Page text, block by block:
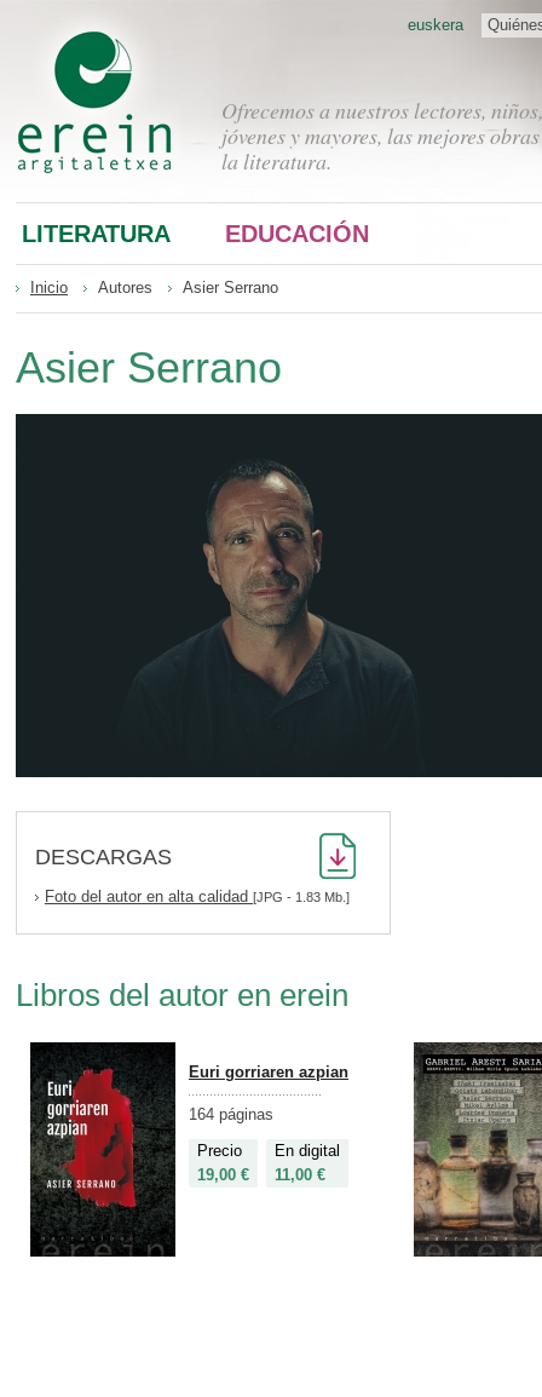
Ofrecemos a nuestros lectores, niños,
jóvenes y mayores, las mejores
la literatura.
euskera
LITERATURA EDUCACIÓN
Inicio Autores Asier Serrano
Asier Serrano
DESCARGAS
Foto del autor en alta calidad [JPG - 1.83 Mb.]
Libros del autor en erein
Euri gorriaren azpian
164 páginas
Precio
19,00 €
En digital
11,00 €